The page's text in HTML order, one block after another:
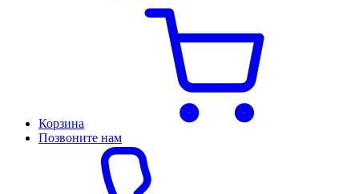
Корзина
Позвоните нам